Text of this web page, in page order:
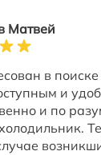
Матвей
в
и
и по